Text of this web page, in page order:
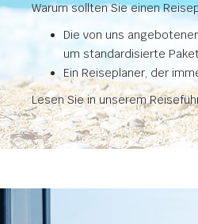
Warum sollten Sie einen
Die von uns
um standardisierte
Ein Reiseplaner, der
Lesen Sie in unserem